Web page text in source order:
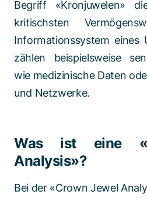
Begriff «Kronjuwelen»
kritischsten
Informationssystem eines
zählen beispielsweise
wie medizinische Daten
und Netzwerke.
Was ist eine
Analysis»?
Bei der «Crown Jewel